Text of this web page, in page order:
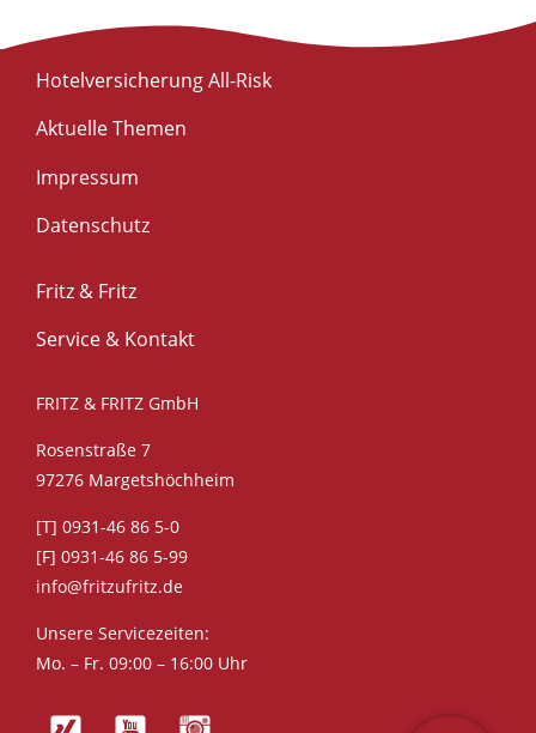
Hotelversicherung All-Risk
Aktuelle Themen
Impressum
Datenschutz
Fritz & Fritz
Service & Kontakt
FRITZ & FRITZ GmbH
Rosenstraße 7
97276 Margetshöchheim
[T] 0931-46 86 5-0
[F] 0931-46 86 5-99
info@fritzufritz.de
Unsere Servicezeiten:
Mo. – Fr. 09:00 – 16:00 Uhr